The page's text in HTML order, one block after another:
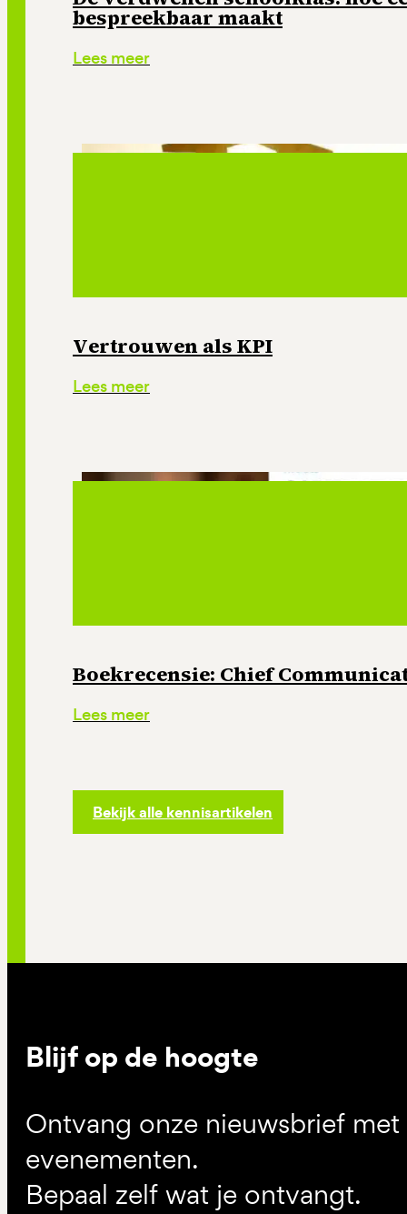
bespreekbaar maakt
Lees meer
Vertrouwen als KPI
Lees meer
Boekrecensie: Chief
Lees meer
Bekijk alle kennisartikelen
Blijf op de hoogte
Ontvang onze nieuwsbrief
evenementen.
Bepaal zelf wat je ontvangt.